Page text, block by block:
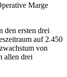
Marge
den ersten drei
auf 2.450
von
allen drei